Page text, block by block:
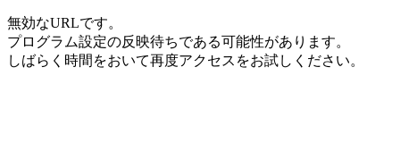
無効なURLです。
プログラム設定の反映待ちである可能性があります。
しばらく時間をおいて再度アクセスをお試しください。